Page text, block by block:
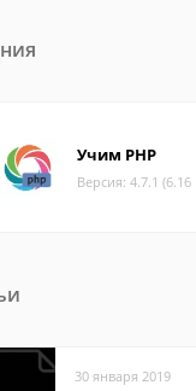
Учим PHP
Версия: 4.7.1
30 января 2019